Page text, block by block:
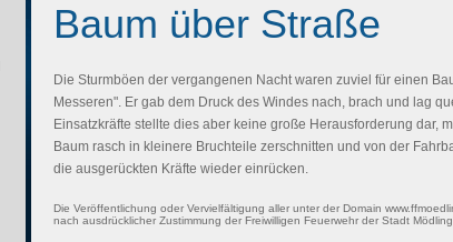
Baum über Straße
Die Sturmböen der vergangenen Nacht waren zuviel für einen
Messeren". Er gab dem Druck des Windes nach, brach und lag
Einsatzkräfte stellte dies aber keine große Herausforderung dar,
Baum rasch in kleinere Bruchteile zerschnitten und von der
die ausgerückten Kräfte wieder einrücken.
Die Veröffentlichung oder Vervielfältigung aller unter der Domain
nach ausdrücklicher Zustimmung der Freiwilligen Feuerwehr der Stadt